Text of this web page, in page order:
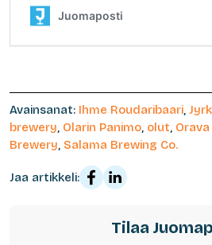
Avainsanat: Ihme Roudaribaari,
brewery, Olarin Panimo, olut,
Brewery, Salama Brewing Co.
Jaa artikkeli:
Tilaa